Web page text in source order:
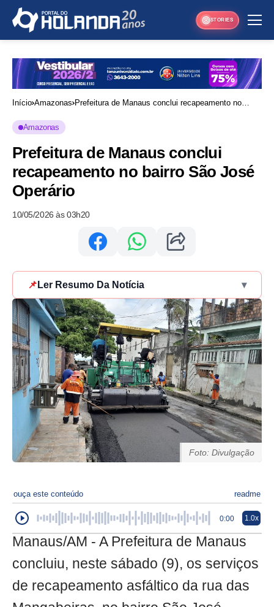
STORIES
Início Amazonas Prefeitura de Manaus conclui recapeamento no
Amazonas
Prefeitura de Manaus conclui
recapeamento no bairro São José
Operário
10/05/2026 às 03h20
📌 Ler Resumo Da Notícia ▾
Foto: Divulgação
ouça este conteúdo readme
0:00 1.0x
Manaus/AM - A Prefeitura de Manaus
concluiu, neste sábado (9), os serviços
de recapeamento asfáltico da rua das